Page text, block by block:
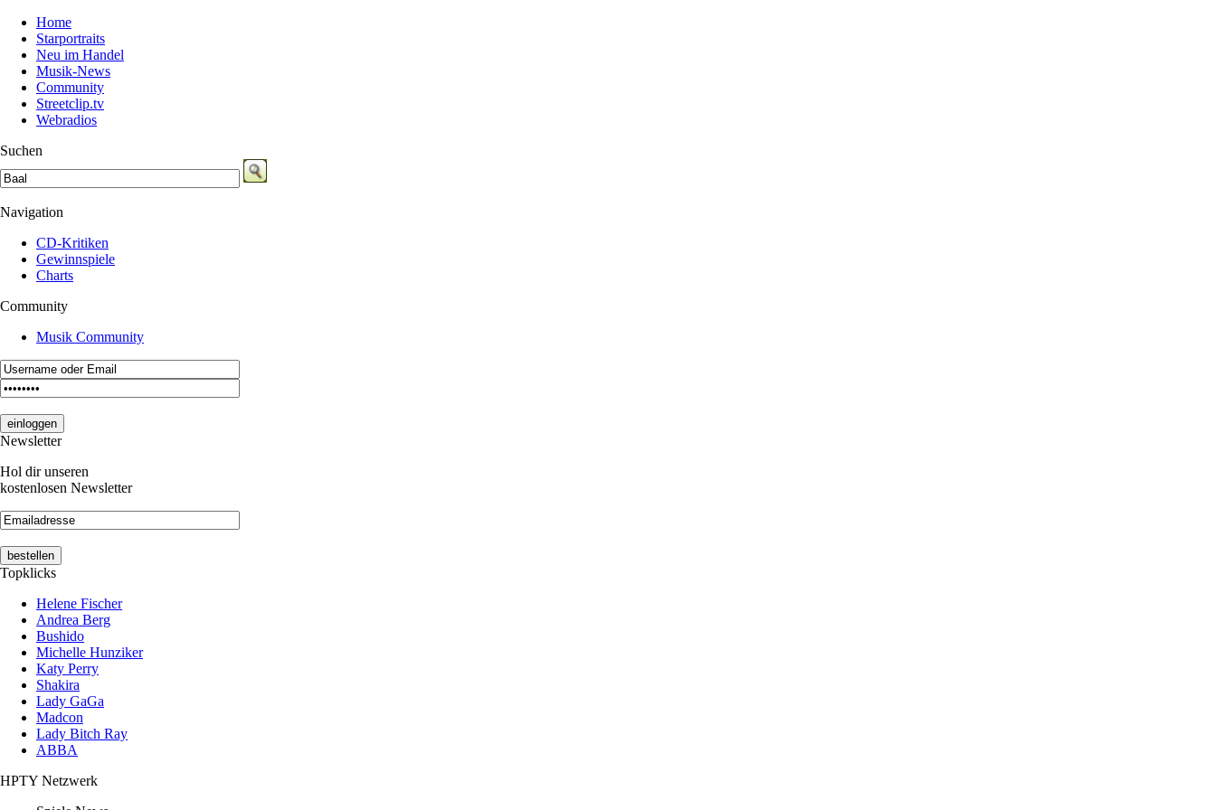
Home
Starportraits
Neu im Handel
Musik-News
Community
Streetclip.tv
Webradios
Suchen
Navigation
CD-Kritiken
Gewinnspiele
Charts
Community
Musik Community
Newsletter
Hol dir unseren
kostenlosen Newsletter
Topklicks
Helene Fischer
Andrea Berg
Bushido
Michelle Hunziker
Katy Perry
Shakira
Lady GaGa
Madcon
Lady Bitch Ray
ABBA
HPTY Netzwerk